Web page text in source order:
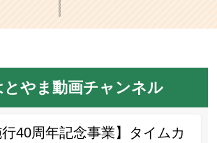
とやま動画チャンネル
行40周年記念事業】タイムカ